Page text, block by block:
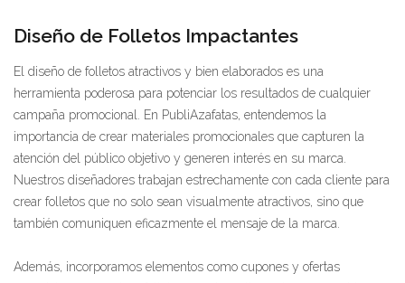
Diseño de Folletos Impactantes
El diseño de folletos atractivos y bien elaborados es una
herramienta poderosa para potenciar los resultados de cualquier
campaña promocional. En PubliAzafatas, entendemos la
importancia de crear materiales promocionales que capturen la
atención del público objetivo y generen interés en su marca.
Nuestros diseñadores trabajan estrechamente con cada cliente para
crear folletos que no solo sean visualmente atractivos, sino que
también comuniquen eficazmente el mensaje de la marca.
Además, incorporamos elementos como cupones y ofertas